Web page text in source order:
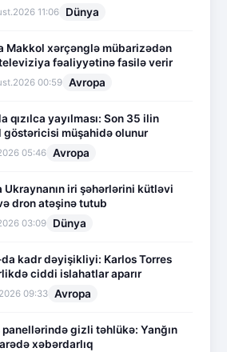
11:06 Dünya
Makkol xərçənglə mübarizədən
fəaliyyətinə fasilə verir
00:59 Avropa
qızılca yayılması: Son 35 ilin
göstəricisi müşahidə olunur
05:46 Avropa
Ukraynanın iri şəhərlərini kütləvi
dron atəşinə tutub
03:09 Dünya
da kadr dəyişikliyi: Karlos Torres
ciddi islahatlar aparır
09:33 Avropa
panellərində gizli təhlükə: Yanğın
xəbərdarlıq